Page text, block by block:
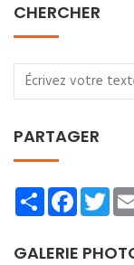
CHERCHER
PARTAGER
Share
GALERIE